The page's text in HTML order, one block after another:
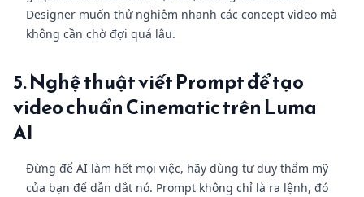
Designer muốn thử nghiệm nhanh các concept video mà
không cần chờ đợi quá lâu.
5. Nghệ thuật viết Prompt để tạo
video chuẩn Cinematic trên Luma
AI
Đừng để AI làm hết mọi việc, hãy dùng tư duy thẩm mỹ
của bạn để dẫn dắt nó. Prompt không chỉ là ra lệnh, đó